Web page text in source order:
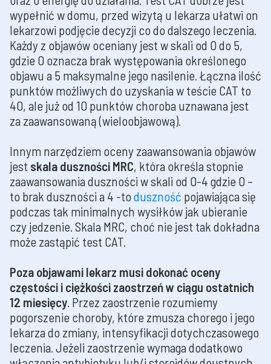
wypełnić w domu, przed wizytą u lekarza ułatwi on
lekarzowi podjęcie decyzji co do dalszego leczenia.
Każdy z objawów oceniany jest w skali od 0 do 5,
gdzie 0 oznacza brak występowania określonego
objawu a 5 maksymalne jego nasilenie. Łączna ilość
punktów możliwych do uzyskania w teście CAT to
40, ale już od 10 punktów choroba uznawana jest
za zaawansowaną (wieloobjawową).
Innym narzędziem oceny zaawansowania objawów
jest skala duszności MRC, która określa stopnie
zaawansowania duszności w skali od 0-4 gdzie 0 –
to brak duszności a 4 -toduszność pojawiająca się
podczas tak minimalnych wysiłków jak ubieranie
czy jedzenie. Skala MRC, choć nie jest tak dokładna
może zastąpić test CAT.
Poza objawami lekarz musi dokonać oceny
częstości i ciężkości zaostrzeń w ciągu ostatnich
12 miesięcy. Przez zaostrzenie rozumiemy
pogorszenie choroby, które zmusza chorego i jego
lekarza do zmiany, intensyfikacji dotychczasowego
leczenia. Jeżeli zaostrzenie wymaga dodatkowo